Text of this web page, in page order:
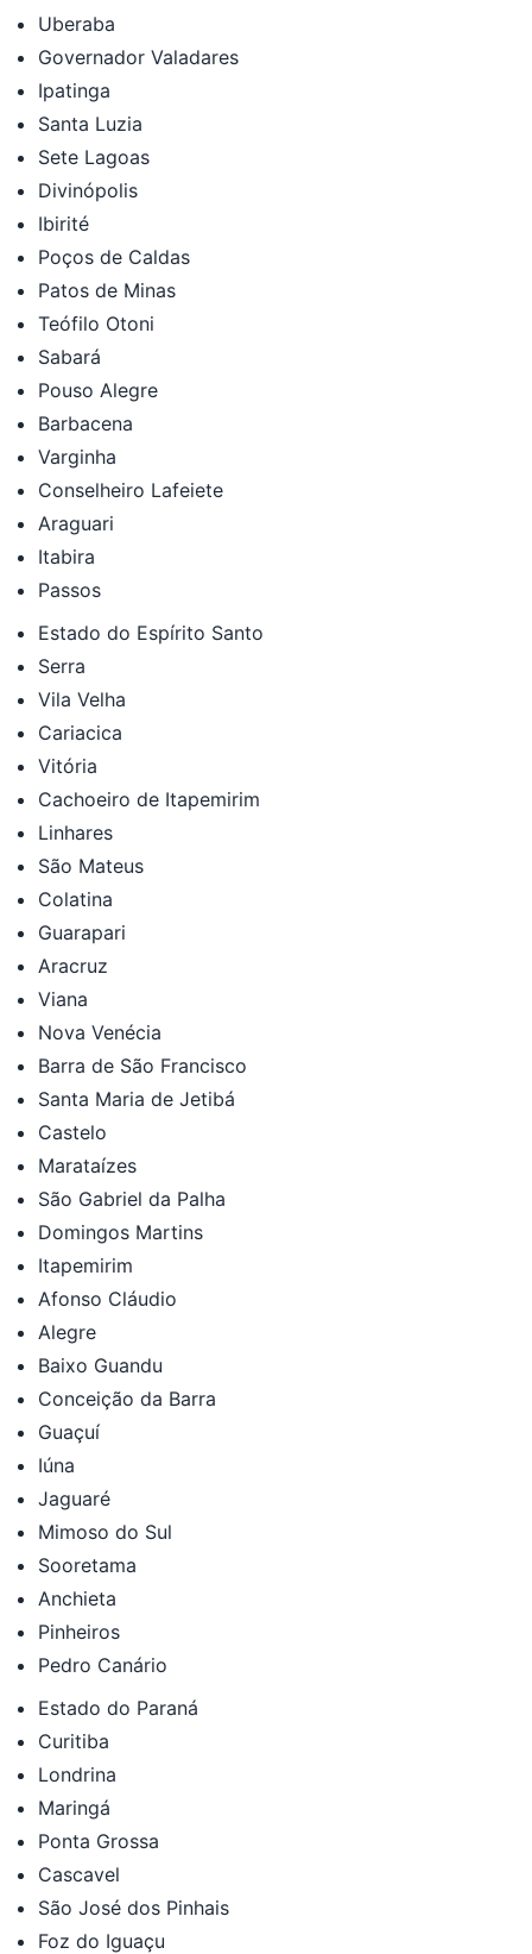
Uberaba
Governador Valadares
Ipatinga
Santa Luzia
Sete Lagoas
Divinópolis
Ibirité
Poços de Caldas
Patos de Minas
Teófilo Otoni
Sabará
Pouso Alegre
Barbacena
Varginha
Conselheiro Lafeiete
Araguari
Itabira
Passos
Estado do Espírito Santo
Serra
Vila Velha
Cariacica
Vitória
Cachoeiro de Itapemirim
Linhares
São Mateus
Colatina
Guarapari
Aracruz
Viana
Nova Venécia
Barra de São Francisco
Santa Maria de Jetibá
Castelo
Marataízes
São Gabriel da Palha
Domingos Martins
Itapemirim
Afonso Cláudio
Alegre
Baixo Guandu
Conceição da Barra
Guaçuí
Iúna
Jaguaré
Mimoso do Sul
Sooretama
Anchieta
Pinheiros
Pedro Canário
Estado do Paraná
Curitiba
Londrina
Maringá
Ponta Grossa
Cascavel
São José dos Pinhais
Foz do Iguaçu